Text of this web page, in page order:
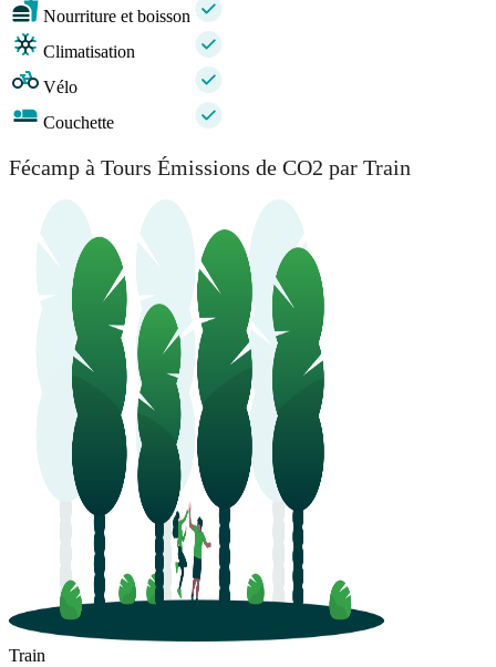
Nourriture et boisson
Climatisation
Vélo
Couchette
Fécamp à Tours Émissions de CO2 par Train
Train